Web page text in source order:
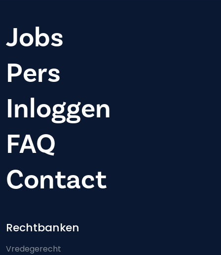
Jobs
Pers
Inloggen
FAQ
Contact
Footer-menu
Rechtbanken
Vredegerecht